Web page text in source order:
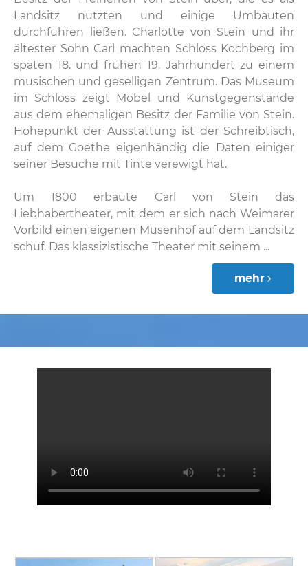
Landsitz nutzten und einige Umbauten
durchführen ließen. Charlotte von Stein und ihr
ältester Sohn Carl machten Schloss Kochberg im
späten 18. und frühen 19. Jahrhundert zu einem
musischen und geselligen Zentrum. Das Museum
im Schloss zeigt Möbel und Kunstgegenstände
aus dem ehemaligen Besitz der Familie von Stein.
Höhepunkt der Ausstattung ist der Schreibtisch,
auf dem Goethe eigenhändig die Daten einiger
seiner Besuche mit Tinte verewigt hat.
Um 1800 erbaute Carl von Stein das
Liebhabertheater, mit dem er sich nach Weimarer
Vorbild einen eigenen Musenhof auf dem Landsitz
schuf. Das klassizistische Theater mit seinem ...
mehr